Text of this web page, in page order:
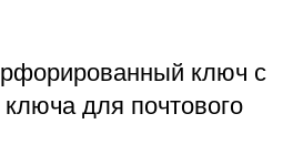
ключ с
для почтового